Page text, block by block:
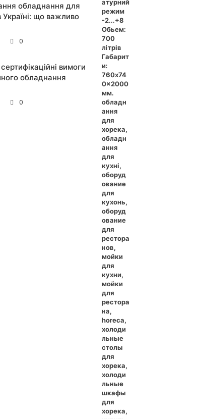
обладнання для
Україні: що важливо
0
сертифікаційні вимоги
обладнання
0